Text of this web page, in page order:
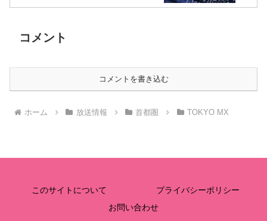
コメント
コメントを書き込む
ホーム 放送情報 首都圏 TOKYO MX
このサイトについて
プライバシーポリシー
お問い合わせ